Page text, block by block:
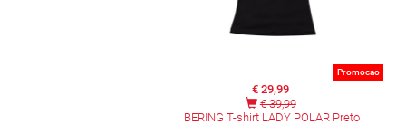
Promocao
€ 29,99
€ 39,99
BERING T-shirt LADY POLAR Preto